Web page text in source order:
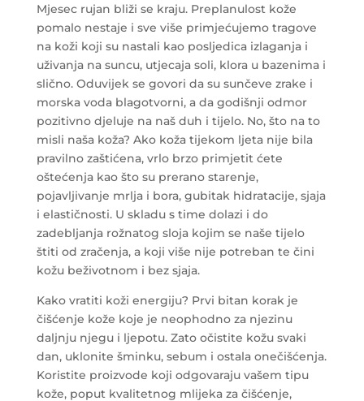
Mjesec rujan bliži se kraju. Preplanulost kože
pomalo nestaje i sve više primjećujemo tragove
na koži koji su nastali kao posljedica izlaganja i
uživanja na suncu, utjecaja soli, klora u bazenima i
slično. Oduvijek se govori da su sunčeve zrake i
morska voda blagotvorni, a da godišnji odmor
pozitivno djeluje na naš duh i tijelo. No, što na to
misli naša koža? Ako koža tijekom ljeta nije bila
pravilno zaštićena, vrlo brzo primjetit ćete
oštećenja kao što su prerano starenje,
pojavljivanje mrlja i bora, gubitak hidratacije, sjaja
i elastičnosti. U skladu s time dolazi i do
zadebljanja rožnatog sloja kojim se naše tijelo
štiti od zračenja, a koji više nije potreban te čini
kožu beživotnom i bez sjaja.
Kako vratiti koži energiju? Prvi bitan korak je
čišćenje kože koje je neophodno za njezinu
daljnju njegu i ljepotu. Zato očistite kožu svaki
dan, uklonite šminku, sebum i ostala onečišćenja.
Koristite proizvode koji odgovaraju vašem tipu
kože, poput kvalitetnog mlijeka za čišćenje,